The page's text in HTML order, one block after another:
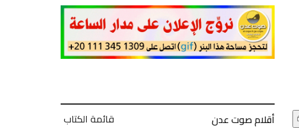
أقلام صوت عدن قائمة الكتاب